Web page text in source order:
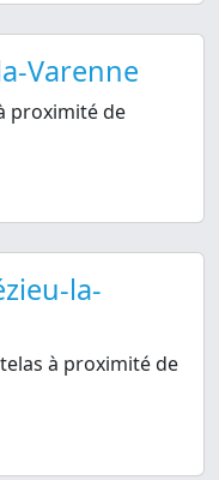
Varenne
proximité de
la-
à proximité de